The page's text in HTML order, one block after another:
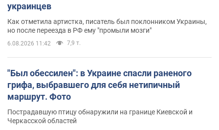
украинцев
Как отметила артистка, писатель был поклонником Украины,
но после переезда в РФ ему "промыли мозги"
6.08.2026 11:42 7,9 т.
"Был обессилен": в Украине спасли раненого
грифа, выбравшего для себя нетипичный
маршрут. Фото
Пострадавшую птицу обнаружили на границе Киевской и
Черкасской областей